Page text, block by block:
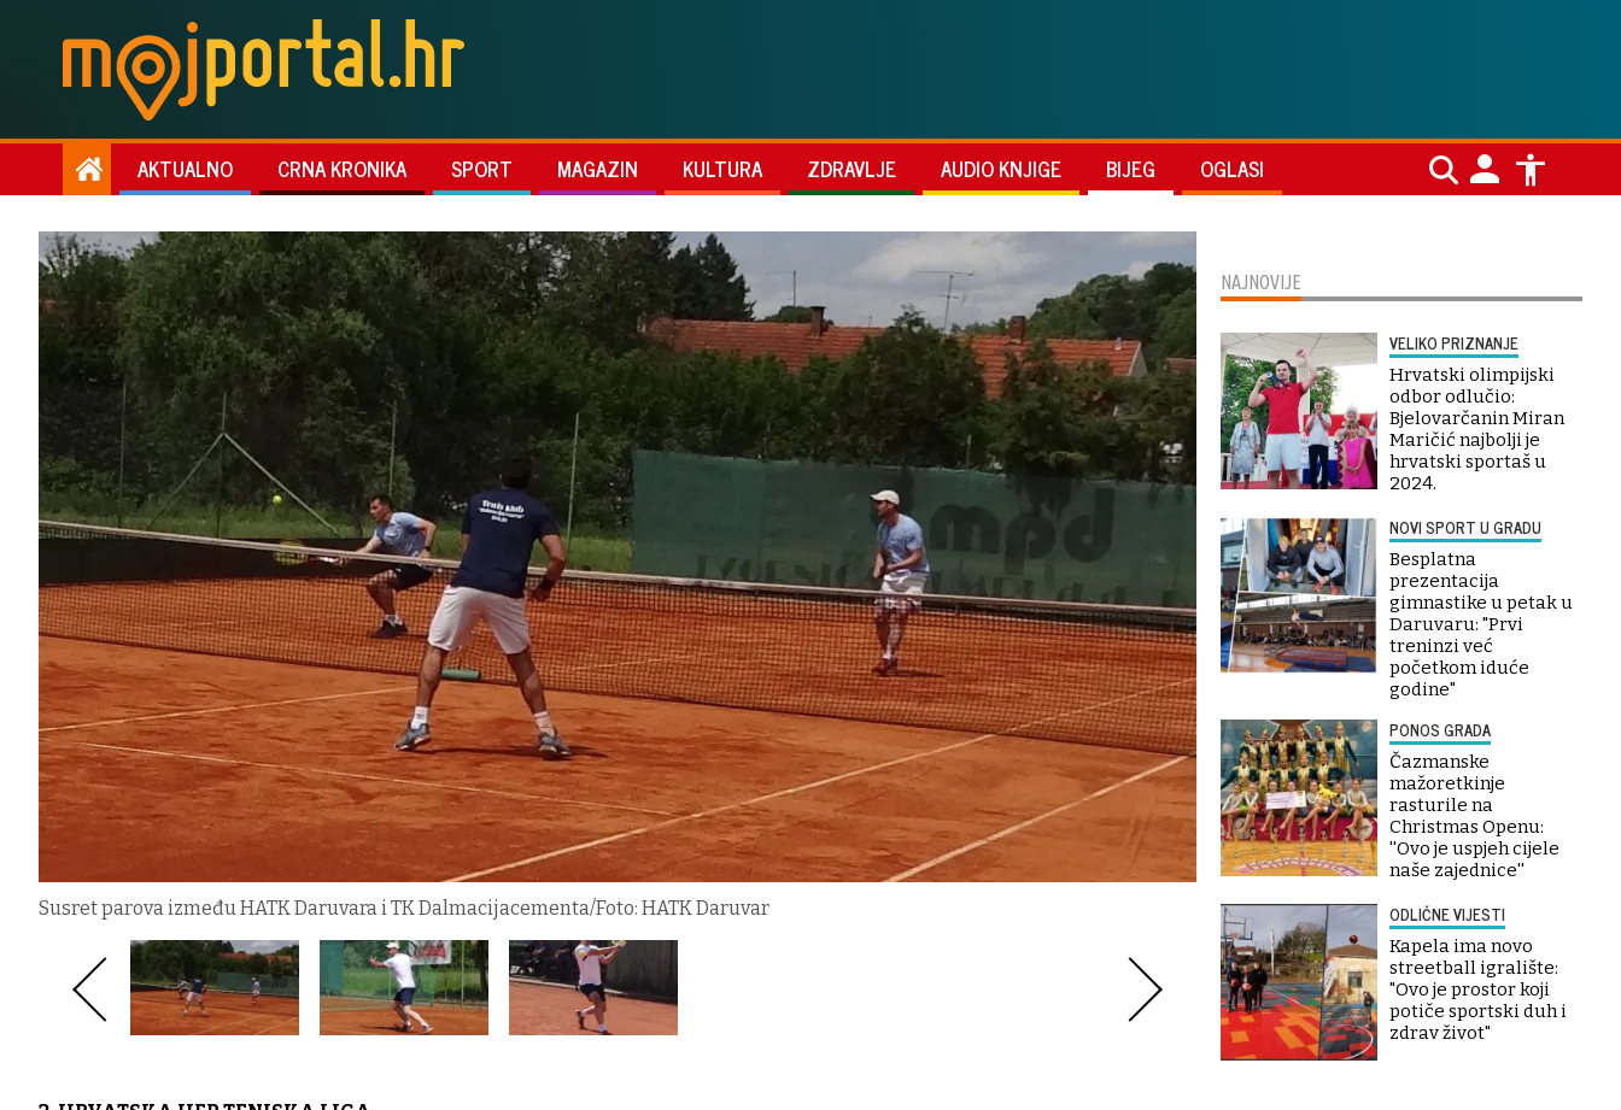
AKTUALNO CRNA KRONIKA SPORT MAGAZIN KULTURA ZDRAVLJE AUDIO KNJIGE BIJEG OGLASI
Susret parova između HATK Daruvara i TK Dalmacijacementa/Foto: HATK Daruvar
NAJNOVIJE
VELIKO PRIZNANJE
Hrvatski olimpijski
odbor odlučio:
Bjelovarčanin Miran
Maričić najbolji je
hrvatski sportaš u
2024.
NOVI SPORT U GRADU
Besplatna
prezentacija
gimnastike u petak u
Daruvaru: "Prvi
treninzi već
početkom iduće
godine"
PONOS GRADA
Čazmanske
mažoretkinje
rasturile na
Christmas Openu:
''Ovo je uspjeh cijele
naše zajednice''
ODLIČNE VIJESTI
Kapela ima novo
streetball igralište:
"Ovo je prostor koji
potiče sportski duh i
zdrav život"